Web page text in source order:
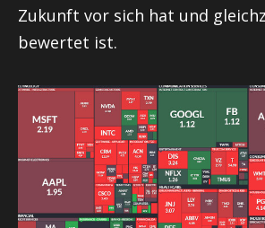
Zukunft vor sich hat und
bewertet ist.